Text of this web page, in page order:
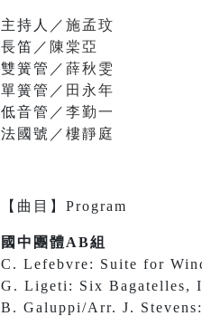
主持人／ 施孟玟
長笛／ 陳棠亞
雙簧管／ 薛秋雯
單簧管／ 田永年
低音管／ 李勤一
法國號／ 樓靜庭
【 曲目 】 Program
國中團體AB組
C. Lefebvre: Suite for
G. Ligeti: Six Bagatelles,
B. Galuppi/Arr. J.